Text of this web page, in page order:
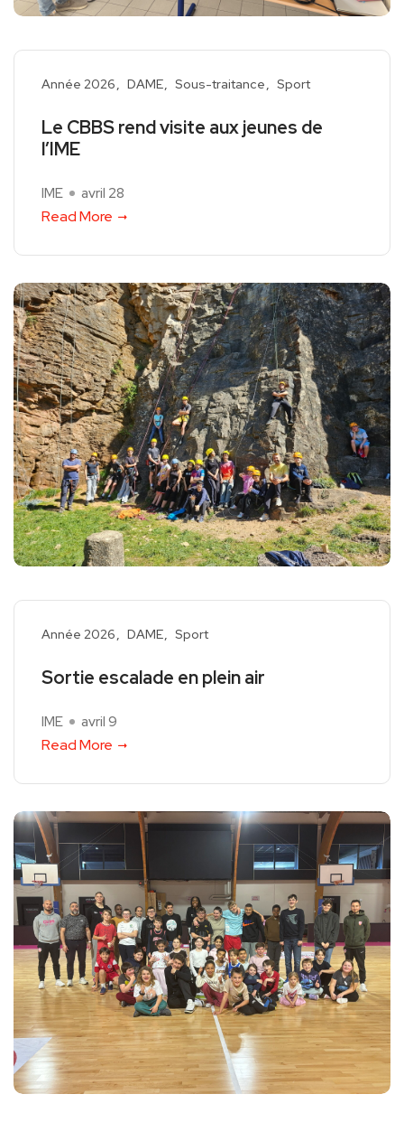
Année 2026 DAME Sous-traitance Sport
Le CBBS rend visite aux jeunes de
l’IME
IME avril 28
Read More
Année 2026 DAME Sport
Sortie escalade en plein air
IME avril 9
Read More